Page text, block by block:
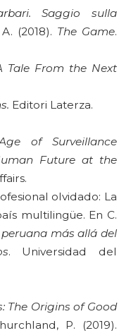
Saggio sulla
(2018). The Game.
Tale From the Next
Editori Laterza.
of Surveillance
Future at the
olvidado: La
multilingüe. En C.
más allá del
. Universidad del
The Origins of Good
P. (2019).